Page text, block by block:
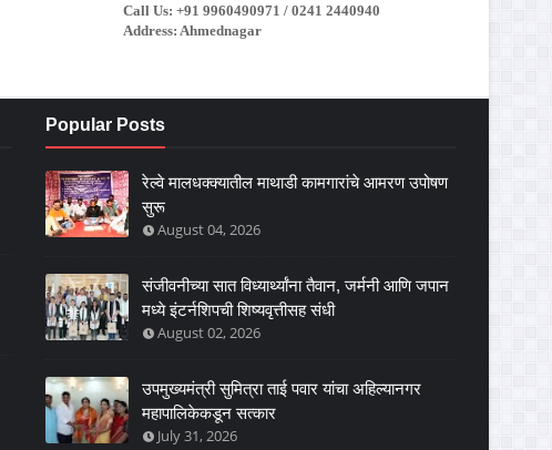
Call Us: +91 9960490971 / 0241 2440940
Address: Ahmednagar
Popular Posts
रेल्वे मालधक्क्यातील माथाडी कामगारांचे आमरण उपोषण
सुरू
August 04, 2026
संजीवनीच्या सात विध्यार्थ्यांना तैवान, जर्मनी आणि जपान
मध्ये इंटर्नशिपची शिष्यवृत्तीसह संधी
August 02, 2026
उपमुख्यमंत्री सुमित्रा ताई पवार यांचा अहिल्यानगर
महापालिकेकडून सत्कार
July 31, 2026